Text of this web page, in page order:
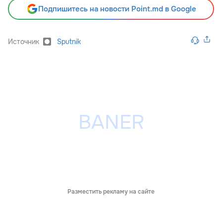
Подпишитесь на новости Point.md в Google
Источник Sputnik
Разместить рекламу на сайте